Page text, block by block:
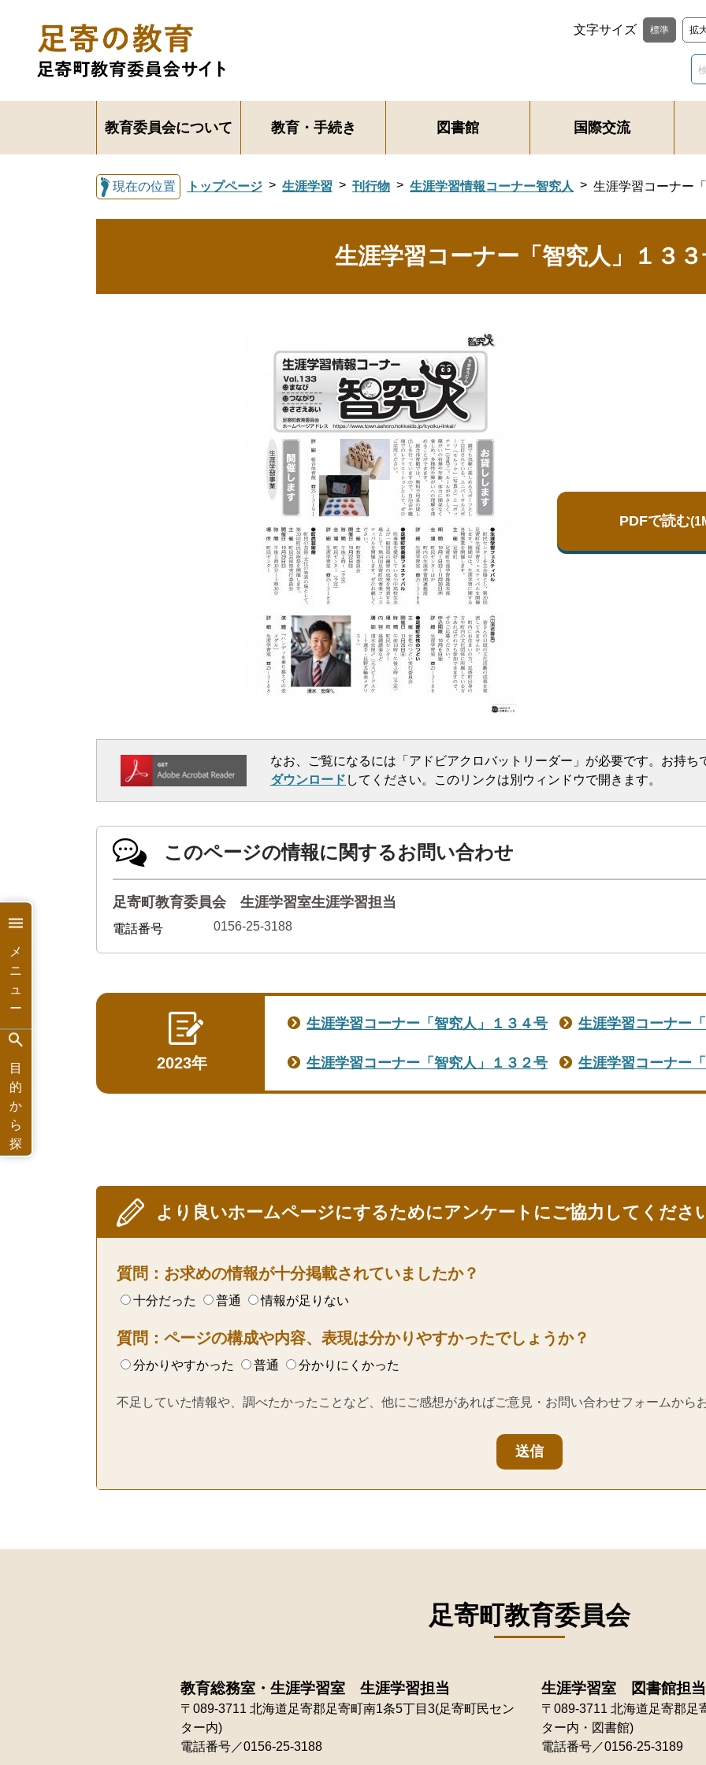
文字サイズ 標準 拡
教育委員会について 教育・手続き 図書館 国際交流
現在の位置 トップページ 生涯学習 刊行物 生涯学習情報コーナー智究人 生涯学習コーナー
生涯学習コーナー「智究人」１３
PDFで読む
なお、ご覧になるには「アドビアクロバットリーダー」が必要です。お持ち
ダウンロード してください。このリンクは別ウィンドウで開きます。
このページの情報に関するお問い合わせ
足寄町教育委員会 生涯学習室生涯学習担当
電話番号 0156-25-3188
2023年
生涯学習コーナー「智究人」１３４号 生涯学習コーナー
生涯学習コーナー「智究人」１３２号 生涯学習コーナー
より良いホームページにするためにアンケートにご協力してくださ
質問：お求めの情報が十分掲載されていましたか？
十分だった 普通 情報が足りない
質問：ページの構成や内容、表現は分かりやすかったでしょうか？
分かりやすかった 普通 分かりにくかった
不足していた情報や、調べたかったことなど、他にご感想があればご意見・お問い合わせフォームから
送信
足寄町教育委員会
教育総務室・生涯学習室 生涯学習担当
〒089-3711 北海道足寄郡足寄町南1条5丁目3(足寄町民セン
ター内)
電話番号／0156-25-3188
生涯学習室 図書館担当
〒089-3711 北海道足寄郡足
ター内・図書館)
電話番号／0156-25-3189
メ
ニ
ュ
ー
目
的
か
ら
探